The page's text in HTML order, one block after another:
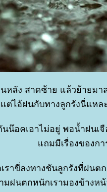
หลัง สาดซ้าย แล้วย้ายม
ต่ไอ้ฝนกับทางลูกรังนี่แหล
น๊อคเอาไม่อยู่ พอน้ำฝน
ถมมีเรื่องของก
เราขี่ลงทางชันลูกรังที่ฝน
ามฝนตกหนักเรามองข้าง